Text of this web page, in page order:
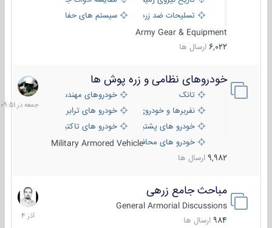
تسلیحات ضد زره
سیستم های حفاظت فعال
Army Gear & Equipment
6,022 ارسال ها
خودروهای نظامی و زره پوش ها
تانک
خودروهای مهندسی
نفربرها و خودروی های رزمی پیاده نظام
خودرو های ترابری نظامی
خودرو های پشتیبانی آتش ، شناسایی و ضد تانک
خودرو های تاکتیکی نظامی
خودرو های محافظت شدهMilitary Armored Vehicle
9,982 ارسال ها
جمعه
در
09:51
مباحث جامع زرهی
General Armorial Discussions
984 ارسال ها
7
آذر
1404